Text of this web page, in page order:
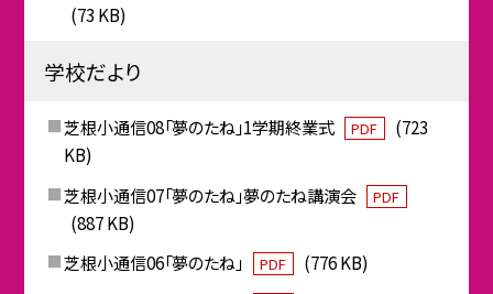
(73 KB)
学校だより
芝根小通信08「夢のたね」1学期終業式 PDF
(723
KB)
芝根小通信07「夢のたね」夢のたね講演会
PDF
(887 KB)
芝根小通信06「夢のたね」
PDF
(776 KB)